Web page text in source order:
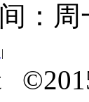
：周
|